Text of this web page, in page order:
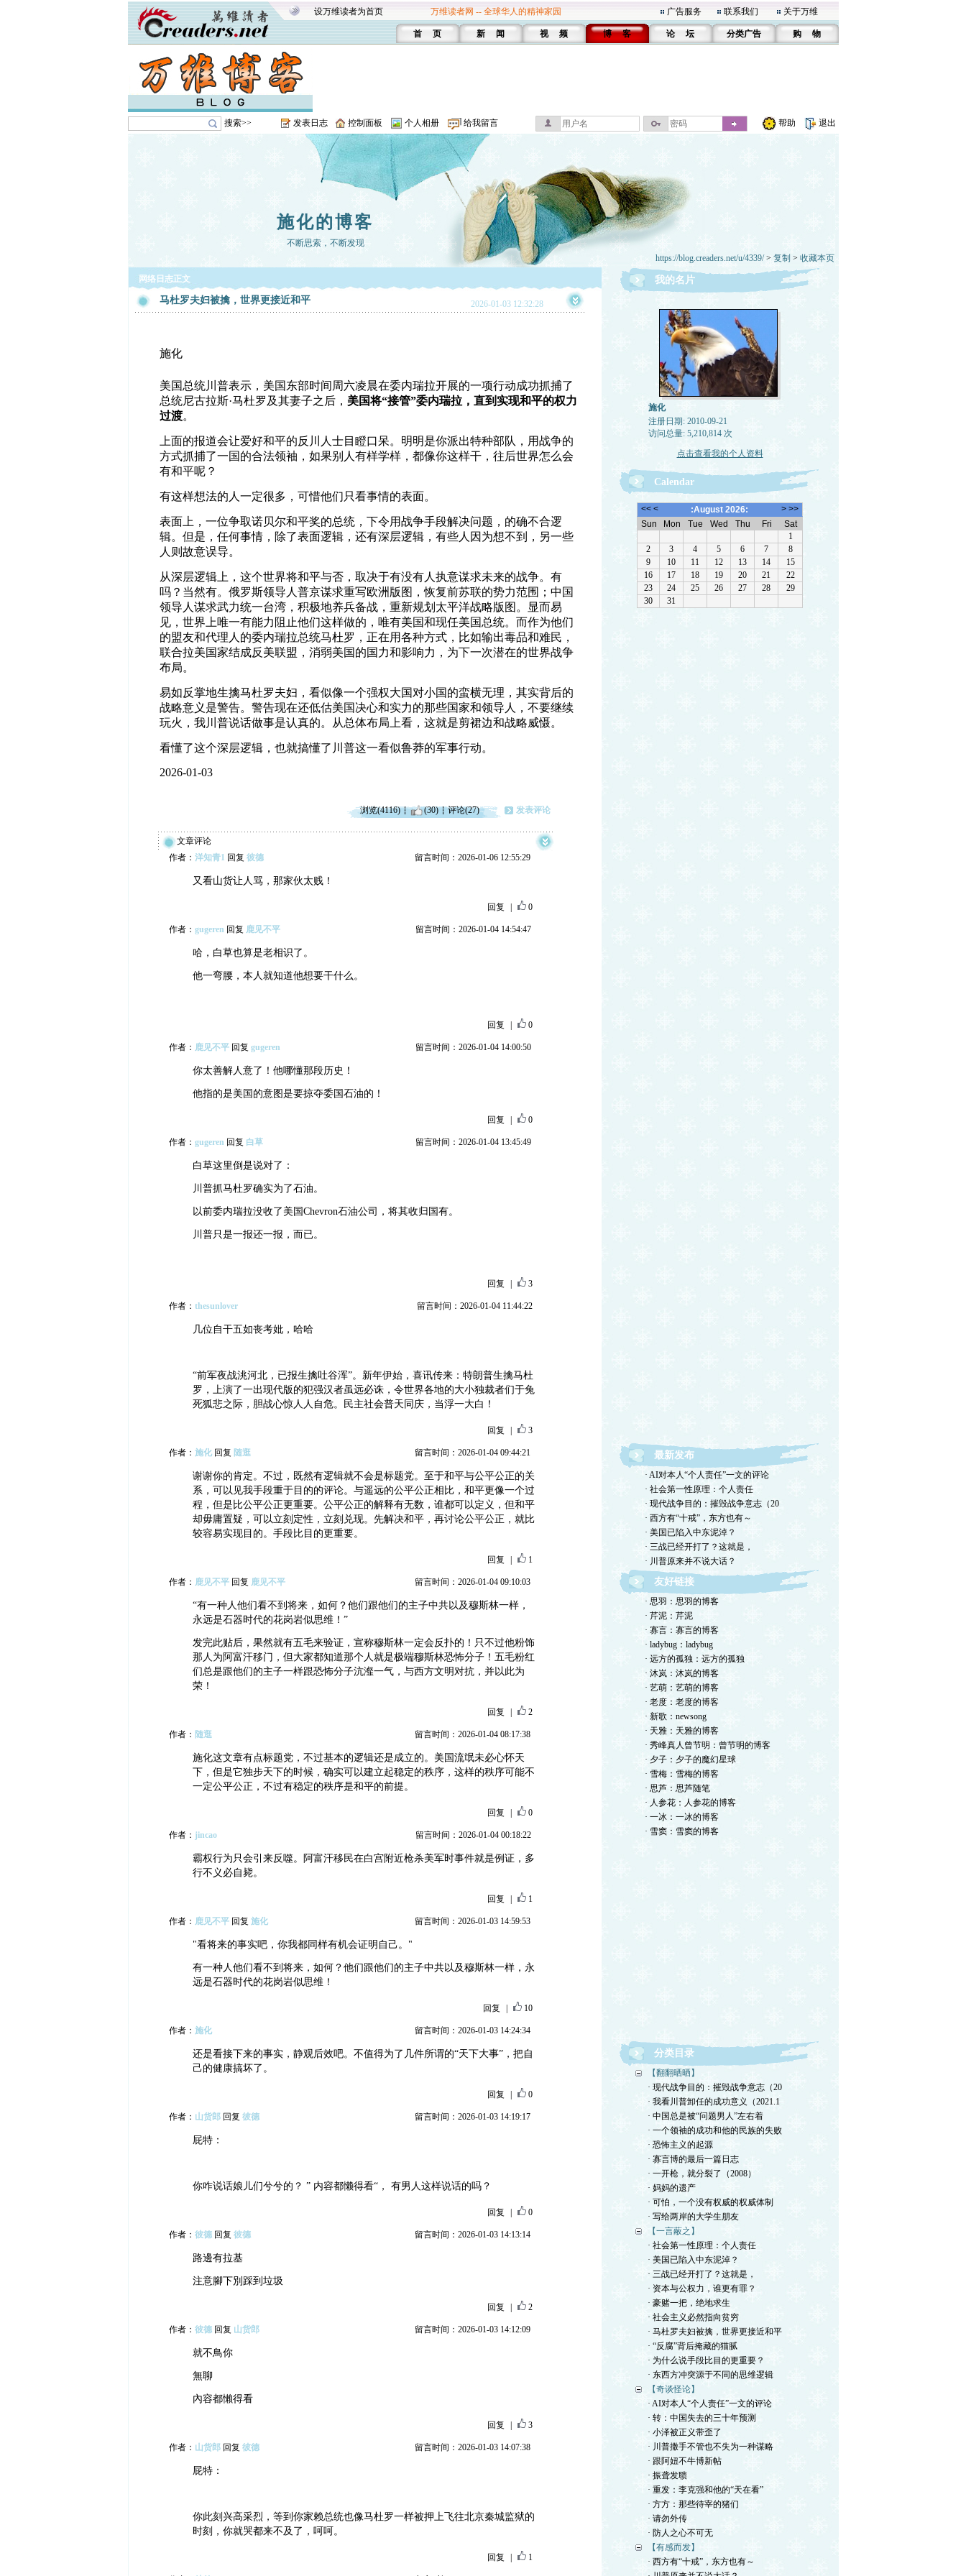
设万维读者为首页 万维读者网 -- 全球华人的精神家园 广告服务 联系我们 关于万维
首 页 新 闻 视 频 博 客 论 坛 分类广告 购 物
搜索>> 发表日志 控制面板 个人相册 给我留言 帮助 退出
施化的博客
不断思索，不断发现
https://blog.creaders.net/u/4339/> 复制 > 收藏本页
网络日志正文
马杜罗夫妇被擒，世界更接近和平 2026-01-03 12:32:28
施化
美国总统川普表示，美国东部时间周六凌晨在委内瑞拉开展的一项行动成功抓捕了
总统尼古拉斯·马杜罗及其妻子之后， 美国将“接管”委内瑞拉，直到实现和平的权力
过渡。
上面的报道会让爱好和平的反川人士目瞪口呆。明明是你派出特种部队，用战争的
方式抓捕了一国的合法领袖，如果别人有样学样，都像你这样干，往后世界怎么会
有和平呢？
有这样想法的人一定很多，可惜他们只看事情的表面。
表面上，一位争取诺贝尔和平奖的总统，下令用战争手段解决问题，的确不合逻
辑。但是，任何事情，除了表面逻辑，还有深层逻辑，有些人因为想不到，另一些
人则故意误导。
从深层逻辑上，这个世界将和平与否，取决于有没有人执意谋求未来的战争。有
吗？当然有。俄罗斯领导人普京谋求重写欧洲版图，恢复前苏联的势力范围；中国
领导人谋求武力统一台湾，积极地养兵备战，重新规划太平洋战略版图。显而易
见，世界上唯一有能力阻止他们这样做的，唯有美国和现任美国总统。而作为他们
的盟友和代理人的委内瑞拉总统马杜罗，正在用各种方式，比如输出毒品和难民，
联合拉美国家结成反美联盟，消弱美国的国力和影响力，为下一次潜在的世界战争
布局。
易如反掌地生擒马杜罗夫妇，看似像一个强权大国对小国的蛮横无理，其实背后的
战略意义是警告。警告现在还低估美国决心和实力的那些国家和领导人，不要继续
玩火，我川普说话做事是认真的。从总体布局上看，这就是剪裙边和战略威慑。
看懂了这个深层逻辑，也就搞懂了川普这一看似鲁莽的军事行动。
2026-01-03
浏览(4116) (30) 评论(27) 发表评论
文章评论
作者： 洋知青1 回复 彼德 留言时间：2026-01-06 12:55:29
又看山货让人骂，那家伙太贱！
回复 0
作者： gugeren 回复 鹿见不平 留言时间：2026-01-04 14:54:47
哈，白草也算是老相识了。
他一弯腰，本人就知道他想要干什么。
回复 0
作者： 鹿见不平回复 gugeren 留言时间：2026-01-04 14:00:50
你太善解人意了！他哪懂那段历史！
他指的是美国的意图是要掠夺委国石油的！
回复 0
作者： gugeren 回复 白草 留言时间：2026-01-04 13:45:49
白草这里倒是说对了：
川普抓马杜罗确实为了石油。
以前委内瑞拉没收了美国Chevron石油公司，将其收归国有。
川普只是一报还一报，而已。
回复 3
作者： thesunlover 留言时间：2026-01-04 11:44:22
几位自干五如丧考妣，哈哈
“前军夜战洮河北，已报生擒吐谷浑”。新年伊始，喜讯传来：特朗普生擒马杜
罗，上演了一出现代版的犯强汉者虽远必诛，令世界各地的大小独裁者们于兔
死狐悲之际，胆战心惊人人自危。民主社会普天同庆，当浮一大白！
回复 3
作者： 施化回复 随逛 留言时间：2026-01-04 09:44:21
谢谢你的肯定。不过，既然有逻辑就不会是标题党。至于和平与公平公正的关
系，可以见我手段重于目的的评论。与遥远的公平公正相比，和平更像一个过
程，但是比公平公正更重要。公平公正的解释有无数，谁都可以定义，但和平
却毋庸置疑，可以立刻定性，立刻兑现。先解决和平，再讨论公平公正，就比
较容易实现目的。手段比目的更重要。
回复 1
作者： 鹿见不平回复 鹿见不平 留言时间：2026-01-04 09:10:03
“有一种人他们看不到将来，如何？他们跟他们的主子中共以及穆斯林一样，
永远是石器时代的花岗岩似思维！”
发完此贴后，果然就有五毛来验证，宣称穆斯林一定会反扑的！只不过他粉饰
那人为阿富汗移门，但大家都知道那个人就是极端穆斯林恐怖分子！五毛粉红
们总是跟他们的主子一样跟恐怖分子沆瀣一气，与西方文明对抗，并以此为
荣！
回复 2
作者： 随逛 留言时间：2026-01-04 08:17:38
施化这文章有点标题党，不过基本的逻辑还是成立的。美国流氓未必心怀天
下，但是它独步天下的时候，确实可以建立起稳定的秩序，这样的秩序可能不
一定公平公正，不过有稳定的秩序是和平的前提。
回复 0
作者： jincao 留言时间：2026-01-04 00:18:22
霸权行为只会引来反噬。阿富汗移民在白宫附近枪杀美军时事件就是例证，多
行不义必自毙。
回复 1
作者： 鹿见不平回复 施化 留言时间：2026-01-03 14:59:53
"看将来的事实吧，你我都同样有机会证明自己。"
有一种人他们看不到将来，如何？他们跟他们的主子中共以及穆斯林一样，永
远是石器时代的花岗岩似思维！
回复 10
作者： 施化 留言时间：2026-01-03 14:24:34
还是看接下来的事实，静观后效吧。不值得为了几件所谓的“天下大事”，把自
己的健康搞坏了。
回复 0
作者： 山货郎回复 彼德 留言时间：2026-01-03 14:19:17
屁特：
你咋说话娘儿们兮兮的？ ” 内容都懒得看“， 有男人这样说话的吗？
回复 0
作者： 彼德回复 彼德 留言时间：2026-01-03 14:13:14
路邊有拉基
注意腳下別踩到垃圾
回复 2
作者： 彼德回复 山货郎 留言时间：2026-01-03 14:12:09
就不鳥你
無聊
內容都懶得看
回复 3
作者： 山货郎回复 彼德 留言时间：2026-01-03 14:07:38
屁特：
你此刻兴高采烈，等到你家赖总统也像马杜罗一样被押上飞往北京秦城监狱的
时刻，你就哭都来不及了，呵呵。
回复 1
我的名片
施化
注册日期: 2010-09-21
访问总量: 5,210,814 次
点击查看我的个人资料
Calendar
最新发布
· AI对本人“个人责任”一文的评论
· 社会第一性原理：个人责任
· 现代战争目的：摧毁战争意志（20
· 西方有“十戒”，东方也有～
· 美国已陷入中东泥淖？
· 三战已经开打了？这就是，
· 川普原来并不说大话？
友好链接
· 思羽：思羽的博客
· 芹泥：芹泥
· 寡言：寡言的博客
· ladybug：ladybug
· 远方的孤独：远方的孤独
· 沐岚：沐岚的博客
· 艺萌：艺萌的博客
· 老度：老度的博客
· 新歌：newsong
· 天雅：天雅的博客
· 秀峰真人曾节明：曾节明的博客
· 夕子：夕子的魔幻星球
· 雪梅：雪梅的博客
· 思芦：思芦随笔
· 人参花：人参花的博客
· 一冰：一冰的博客
· 雪窦：雪窦的博客
分类目录
【翻翻晒晒】
· 现代战争目的：摧毁战争意志（20
· 我看川普卸任的成功意义（2021.1
· 中国总是被“问题男人”左右着
· 一个领袖的成功和他的民族的失败
· 恐怖主义的起源
· 寡言博的最后一篇日志
· 一开枪，就分裂了（2008）
· 妈妈的遗产
· 可怕，一个没有权威的权威体制
· 写给两岸的大学生朋友
【一言蔽之】
· 社会第一性原理：个人责任
· 美国已陷入中东泥淖？
· 三战已经开打了？这就是，
· 资本与公权力，谁更有罪？
· 豪赌一把，绝地求生
· 社会主义必然指向贫穷
· 马杜罗夫妇被擒，世界更接近和平
· “反腐”背后掩藏的猫腻
· 为什么说手段比目的更重要？
· 东西方冲突源于不同的思维逻辑
【奇谈怪论】
· AI对本人“个人责任”一文的评论
· 转：中国失去的三十年预测
· 小泽被正义带歪了
· 川普撒手不管也不失为一种谋略
· 跟阿妞不牛博新帖
· 振聋发聩
· 重发：李克强和他的“天在看”
· 方方：那些待宰的猪们
· 请勿外传
· 防人之心不可无
【有感而发】
· 西方有“十戒”，东方也有～